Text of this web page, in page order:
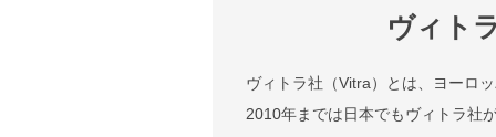
ヴィト
ヴィトラ社（Vitra）とは、ヨーロ
2010年までは日本でもヴィトラ社